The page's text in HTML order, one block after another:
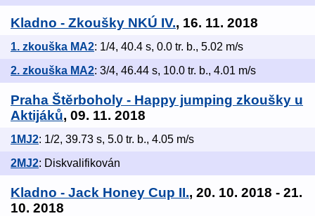
Kladno - Zkoušky NKÚ IV., 16. 11. 2018
1. zkouška MA2: 1/4, 40.4 s, 0.0 tr. b., 5.02 m/s
2. zkouška MA2: 3/4, 46.44 s, 10.0 tr. b., 4.01 m/s
Praha Štěrboholy - Happy jumping zkoušky u
Aktijáků, 09. 11. 2018
1MJ2: 1/2, 39.73 s, 5.0 tr. b., 4.05 m/s
2MJ2: Diskvalifikován
Kladno - Jack Honey Cup II., 20. 10. 2018 - 21.
10. 2018